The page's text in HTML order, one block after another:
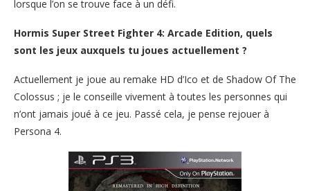
lorsque l’on se trouve face à un défi.
Hormis Super Street Fighter 4: Arcade Edition, quels
sont les jeux auxquels tu joues actuellement ?
Actuellement je joue au remake HD d’Ico et de Shadow Of The
Colossus ; je le conseille vivement à toutes les personnes qui
n’ont jamais joué à ce jeu. Passé cela, je pense rejouer à
Persona 4.